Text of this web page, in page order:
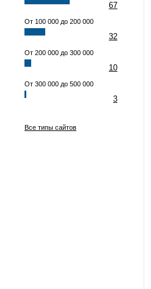
67
От 100 000 до 200 000
32
От 200 000 до 300 000
10
От 300 000 до 500 000
3
Все типы сайтов